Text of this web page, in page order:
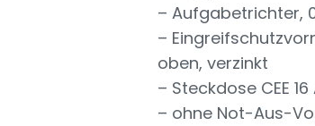
– Aufgabetrichter,
–
oben, verzinkt
– Steckdose CEE
– ohne Not-Aus-